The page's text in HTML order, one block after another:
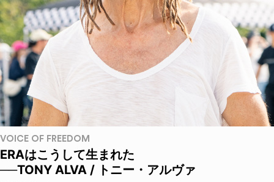
VOICE OF FREEDOM
ERAはこうして生まれた
──TONY ALVA / トニー・アルヴァ